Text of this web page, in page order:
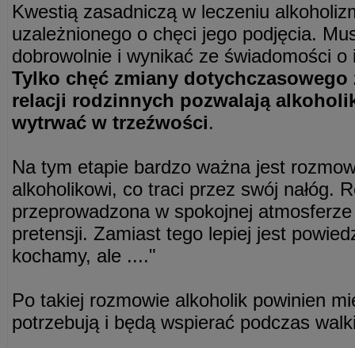
Kwestią zasadniczą w leczeniu
uzależnionego o chęci jego podjęcia.
dobrowolnie i wynikać ze świadomości
Tylko chęć zmiany
relacji rodzinnych pozwalają
wytrwać w trzeźwości.
Na tym etapie bardzo ważna jest
alkoholikowi, co traci przez swój nałóg.
przeprowadzona w spokojnej
pretensji. Zamiast tego lepiej jest
kochamy, ale ...."
Po takiej rozmowie alkoholik powinien
potrzebują i będą wspierać podczas